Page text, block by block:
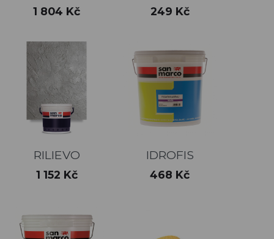
Cena
1 804 Kč Cena
249 Kč
RILIEVO
Cena
1 152 Kč
IDROFIS
Cena
468 Kč